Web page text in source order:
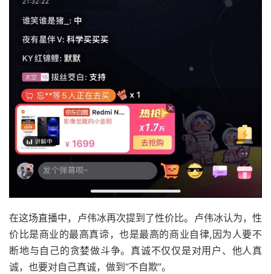
在这场直播中，卢伟冰再次提到了性价比。卢伟冰认为，性
价比是商业的最高真谛，也是最高的商业自律,因为人要不
断地与自己的贪婪做斗争。真诚不仅仅是对用户、他人真
诚，也要对自己真诚，做到“不自欺”。